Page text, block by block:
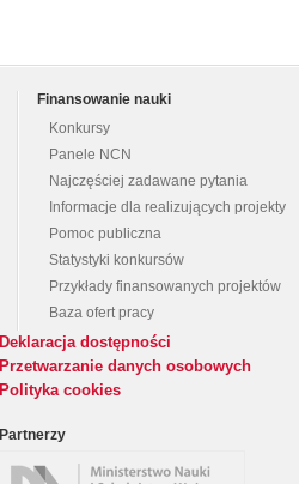
Finansowanie nauki
Konkursy
Panele NCN
Najczęściej zadawane pytania
Informacje dla realizujących projekty
Pomoc publiczna
Statystyki konkursów
Przykłady finansowanych projektów
Baza ofert pracy
Deklaracja dostępności
Przetwarzanie danych osobowych
Polityka cookies
Partnerzy